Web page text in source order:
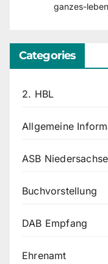
ganzes-
Categories
2. HBL
Allgemeine
ASB
Buchvorstellung
DAB Empfang
Ehrenamt